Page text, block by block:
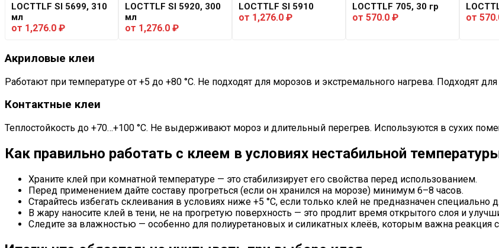
LOCTTLF SI 5699, 310
мл
от 1,276.0 ₽
LOCTTLF SI 5920, 300
мл
от 1,276.0 ₽
LOCTTLF SI 5910
от 1,276.0 ₽
LOCTTLF 705, 30 гр
от 570.0 ₽ от
Акриловые клеи
Работают при температуре от +5 до +80 °C. Не подходят для морозов и экстремального нагрева. Подходят
Контактные клеи
Теплостойкость до +70…+100 °C. Не выдерживают мороз и длительный перегрев. Используются в сухих
Как правильно работать с клеем в условиях нестабильной
Храните клей при комнатной температуре — это стабилизирует его свойства перед использованием.
Перед применением дайте составу прогреться (если он хранился на морозе) минимум 6–8 часов.
Старайтесь избегать склеивания в условиях ниже +5 °C, если только клей не предназначен специально
В жару наносите клей в тени, не на прогретую поверхность — это продлит время открытого слоя и
Следите за влажностью — особенно для полиуретановых и силикатных клеёв, которым важна реакция с